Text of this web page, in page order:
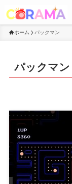
ホーム パックマン
パックマン